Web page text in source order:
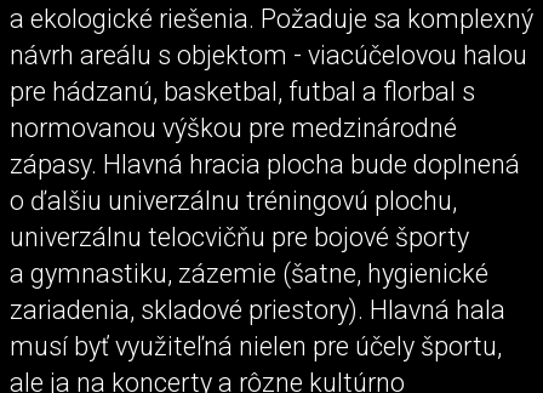
a ekologické riešenia. Požaduje sa komplexný
návrh areálu s objektom - viacúčelovou halou
pre hádzanú, basketbal, futbal a florbal s
normovanou výškou pre medzinárodné
zápasy. Hlavná hracia plocha bude doplnená
o ďalšiu univerzálnu tréningovú plochu,
univerzálnu telocvičňu pre bojové športy
a gymnastiku, zázemie (šatne, hygienické
zariadenia, skladové priestory). Hlavná hala
musí byť využiteľná nielen pre účely športu,
ale ja na koncerty a rôzne kultúrno